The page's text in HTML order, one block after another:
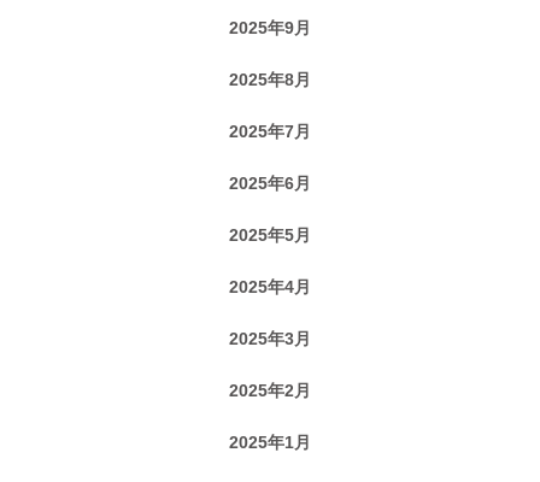
2025年9月
2025年8月
2025年7月
2025年6月
2025年5月
2025年4月
2025年3月
2025年2月
2025年1月